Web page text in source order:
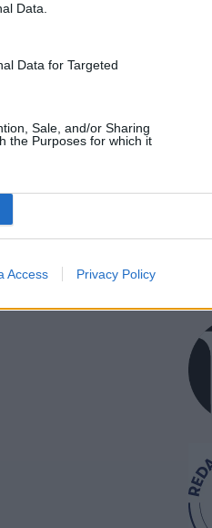
Data.
Data for Targeted
Sale, and/or Sharing
the Purposes for which it
Access Privacy Policy
daglig leder:
ljom.no
ljom.no
ljom.no